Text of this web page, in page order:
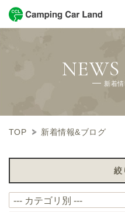
新着
TOP 新着情報&ブログ
絞